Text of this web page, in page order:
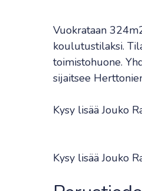
Vuokrataan
koulutustilaksi.
toimistohuone.
sijaitsee
Kysy lisää Jouko
Kysy lisää Jouko